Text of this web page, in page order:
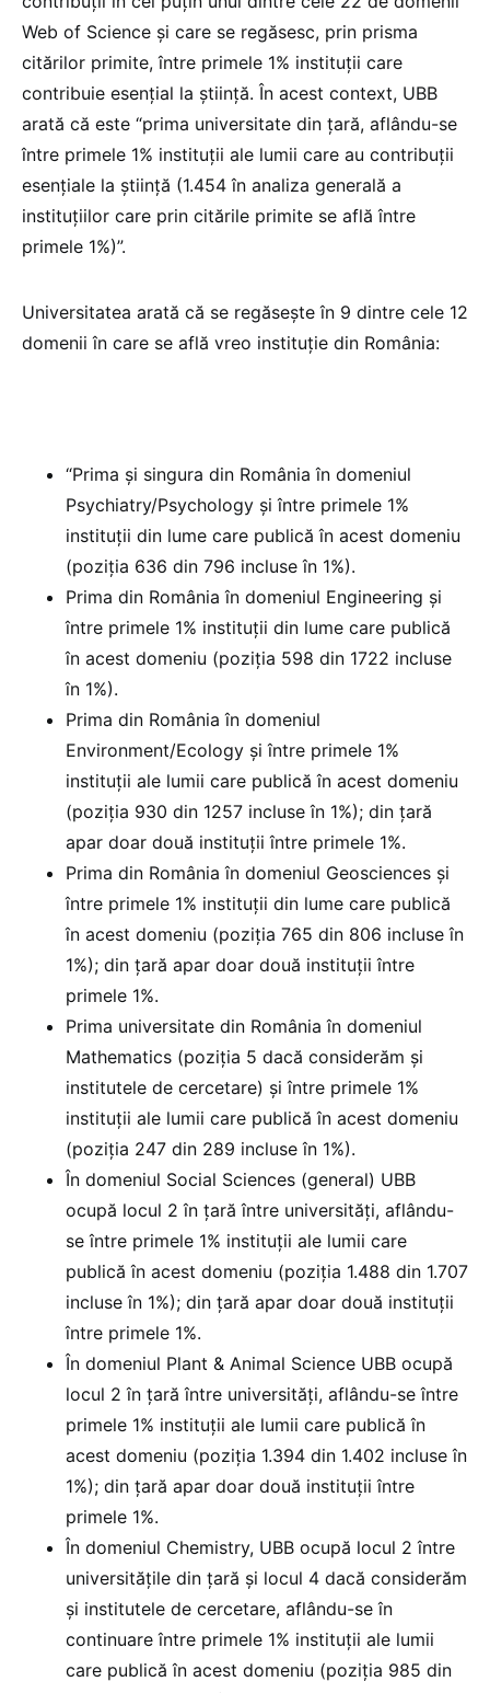
Web of Science și care se regăsesc, prin prisma
citărilor primite, între primele 1% instituții care
contribuie esențial la știință. În acest context, UBB
arată că este “prima universitate din țară, aflându-se
între primele 1% instituții ale lumii care au contribuții
esențiale la știință (1.454 în analiza generală a
instituțiilor care prin citările primite se află între
primele 1%)”.
Universitatea arată că se regăsește în 9 dintre cele 12
domenii în care se află vreo instituție din România:
“Prima și singura din România în domeniul
Psychiatry/Psychology și între primele 1%
instituții din lume care publică în acest domeniu
(poziția 636 din 796 incluse în 1%).
Prima din România în domeniul Engineering și
între primele 1% instituții din lume care publică
în acest domeniu (poziția 598 din 1722 incluse
în 1%).
Prima din România în domeniul
Environment/Ecology și între primele 1%
instituții ale lumii care publică în acest domeniu
(poziția 930 din 1257 incluse în 1%); din țară
apar doar două instituții între primele 1%.
Prima din România în domeniul Geosciences și
între primele 1% instituții din lume care publică
în acest domeniu (poziția 765 din 806 incluse în
1%); din țară apar doar două instituții între
primele 1%.
Prima universitate din România în domeniul
Mathematics (poziția 5 dacă considerăm și
institutele de cercetare) și între primele 1%
instituții ale lumii care publică în acest domeniu
(poziția 247 din 289 incluse în 1%).
În domeniul Social Sciences (general) UBB
ocupă locul 2 în țară între universități, aflându-
se între primele 1% instituții ale lumii care
publică în acest domeniu (poziția 1.488 din 1.707
incluse în 1%); din țară apar doar două instituții
între primele 1%.
În domeniul Plant & Animal Science UBB ocupă
locul 2 în țară între universități, aflându-se între
primele 1% instituții ale lumii care publică în
acest domeniu (poziția 1.394 din 1.402 incluse în
1%); din țară apar doar două instituții între
primele 1%.
În domeniul Chemistry, UBB ocupă locul 2 între
universitățile din țară și locul 4 dacă considerăm
și institutele de cercetare, aflându-se în
continuare între primele 1% instituții ale lumii
care publică în acest domeniu (poziția 985 din